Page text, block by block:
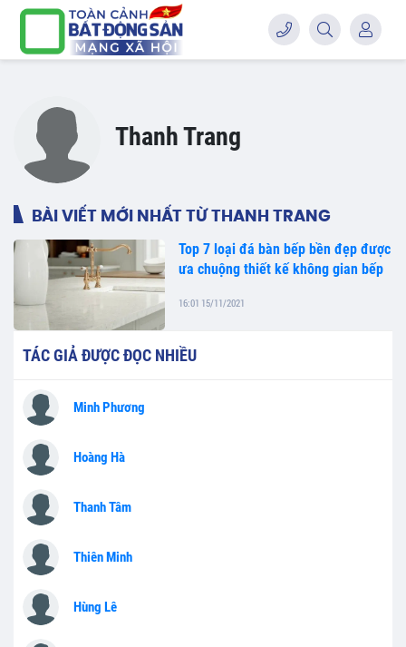
Thanh Trang
BÀI VIẾT MỚI NHẤT TỪ THANH TRANG
Top 7 loại đá bàn bếp bền đẹp được
ưa chuộng thiết kế không gian bếp
16:01 15/11/2021
TÁC GIẢ ĐƯỢC ĐỌC NHIỀU
Minh Phương
Hoàng Hà
Thanh Tâm
Thiên Minh
Hùng Lê